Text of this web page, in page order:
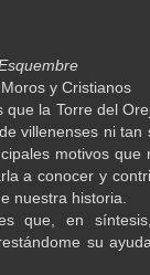
y Cristianos
la Torre del
villenenses ni tan
motivos que
a conocer y
nuestra historia.
que, en
su